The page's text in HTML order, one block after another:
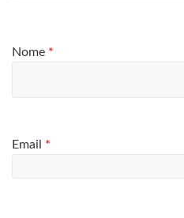
Nome *
Email *